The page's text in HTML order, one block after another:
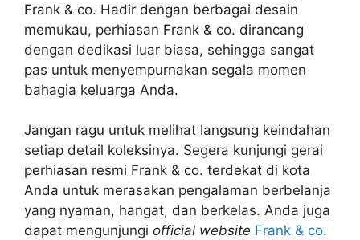
Frank & co. Hadir dengan berbagai desain
memukau, perhiasan Frank & co. dirancang
dengan dedikasi luar biasa, sehingga sangat
pas untuk menyempurnakan segala momen
bahagia keluarga Anda.
Jangan ragu untuk melihat langsung keindahan
setiap detail koleksinya. Segera kunjungi gerai
perhiasan resmi Frank & co. terdekat di kota
Anda untuk merasakan pengalaman berbelanja
yang nyaman, hangat, dan berkelas. Anda juga
dapat mengunjungi official website Frank & co.